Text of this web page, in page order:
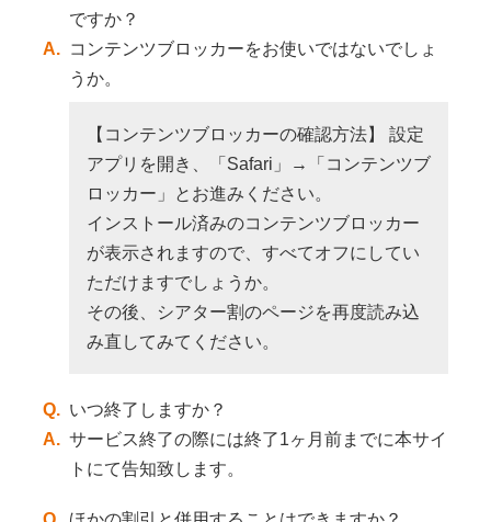
ですか？
A. コンテンツブロッカーをお使いではないでしょ
うか。
【コンテンツブロッカーの確認方法】 設定
アプリを開き、「Safari」→「コンテンツブ
ロッカー」とお進みください。
インストール済みのコンテンツブロッカー
が表示されますので、すべてオフにしてい
ただけますでしょうか。
その後、シアター割のページを再度読み込
み直してみてください。
Q. いつ終了しますか？
A. サービス終了の際には終了1ヶ月前までに本サイ
トにて告知致します。